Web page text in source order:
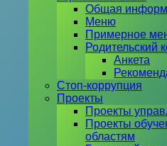
Общая
Меню
Примерное
Родительский
Анкета
Стоп-коррупция
Проекты
Проекты
Проекты
областям